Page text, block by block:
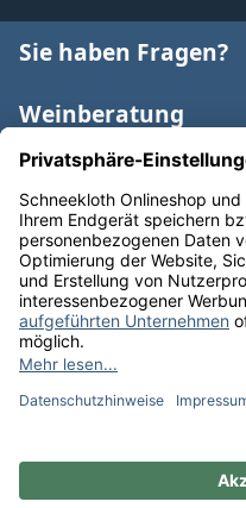
Sie haben Fragen?
Weinberatung
Informationen
Weinkategorien
Internationaler
* Alle Preise inkl.
anders angegeben.
** Kostenfreie Lieferung